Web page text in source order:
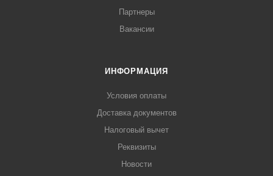
Партнеры
Вакансии
ИНФОРМАЦИЯ
Условия оплаты
Доставка документов
Налоговый вычет
Реквизиты
Новости